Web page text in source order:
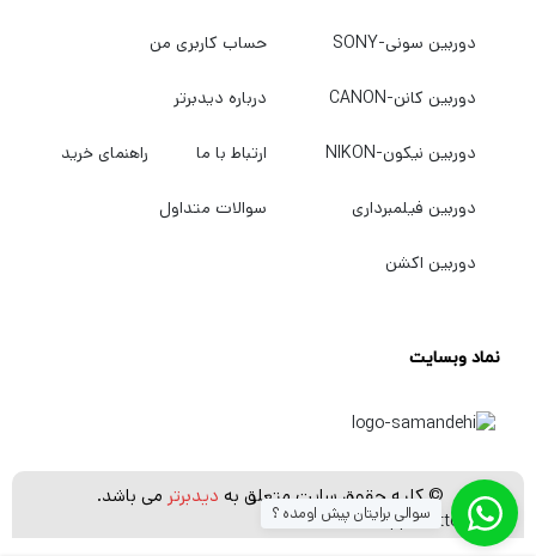
دوربین سونی-SONY
دوربین کانن-CANON
دوربین نیکون-NIKON
دوربین فیلمبرداری
دوربین اکشن
حساب کاربری من
درباره دیدبرتر
ارتباط با ما راهنمای خرید
سوالات متداول
نماد وبسایت
© کلیه حقوق سایت متعلق به دیدبرتر می باشد.
[whatsapp_buttons] سوالی برایتان پیش اومده ؟